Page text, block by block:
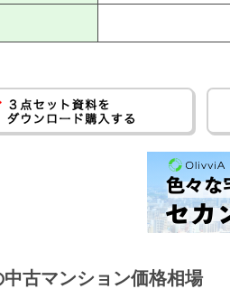
中古マンション価格相場